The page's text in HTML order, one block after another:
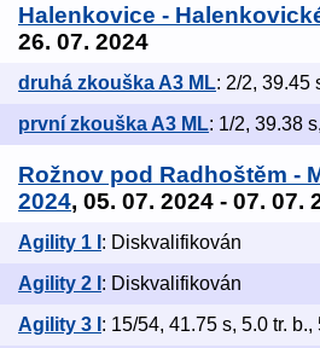
Halenkovice -
26. 07. 2024
druhá zkouška A3 ML: 2/2, 39.45
první zkouška A3 ML: 1/2, 39.38
Rožnov pod Radhoštěm -
2024, 05. 07. 2024 - 07. 07.
Agility 1 I : Diskvalifikován
Agility 2 I : Diskvalifikován
Agility 3 I : 15/54, 41.75 s, 5.0 tr. b.,